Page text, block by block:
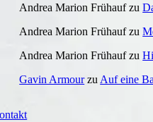
Andrea Marion Frühaufzu
Andrea Marion Frühaufzu
Andrea Marion Frühaufzu
Gavin Armourzu Auf eine